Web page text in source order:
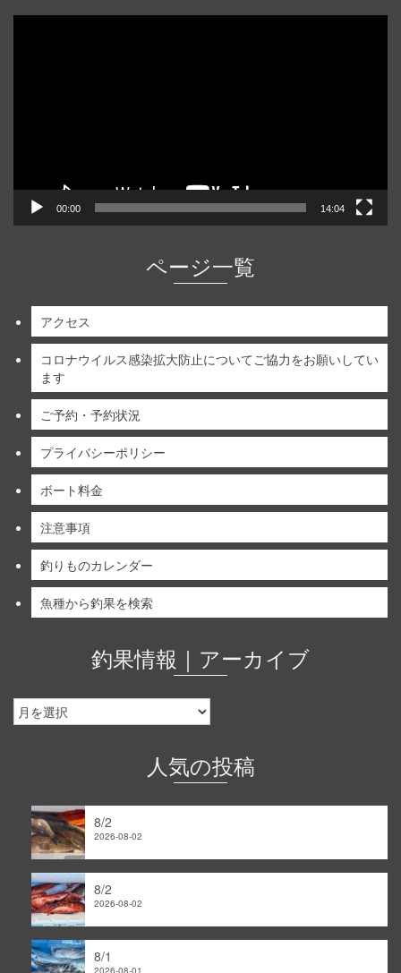
00:00 14:04
ページ一覧
アクセス
コロナウイルス感染拡大防止についてご協力をお願いしてい
ます
ご予約・予約状況
プライバシーポリシー
ボート料金
注意事項
釣りものカレンダー
魚種から釣果を検索
釣果情報｜アーカイブ
釣
果
人気の投稿
8/2
2026-08-02
8/2
2026-08-02
8/1
2026-08-01